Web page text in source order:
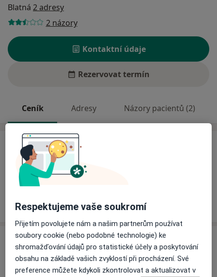
Blatná 2 adresy
2 názory
Kontaktní údaje
Rezervovat termín
Ceník Adresy Názory pacientů (2)
Ceník
Informace o službách a cenách nejsou k dispozici
Tento specialista ještě nepřidával žádné informace o
Adresy (2)
Adresa 1 Adresa 2
Respektujeme vaše soukromí
Přijetím povolujete nám a našim partnerům používat
soubory cookie (nebo podobné technologie) ke
shromažďování údajů pro statistické účely a poskytování
obsahu na základě vašich zvyklostí při procházení. Své
preference můžete kdykoli zkontrolovat a aktualizovat v